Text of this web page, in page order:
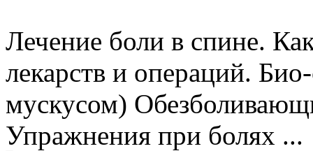
Лечение боли в спине.
лекарств и операций.
мускусом)
Упражнения при болях ...